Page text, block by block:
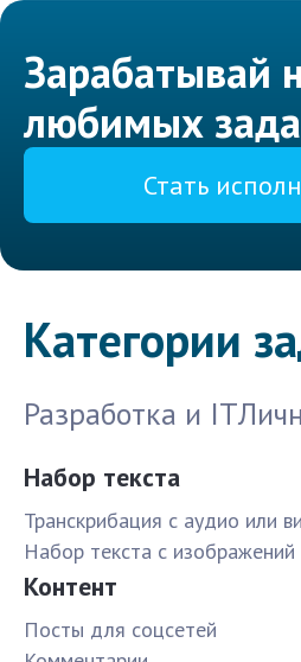
Зарабатывай
любимых
Стать
Категории
Разработка и IT
Набор текста
Транскрибация с аудио или
Набор текста с изображений
Контент
Посты для соцсетей